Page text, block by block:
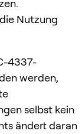
Nutzung
4337-
werden,
selbst kein
ändert daran